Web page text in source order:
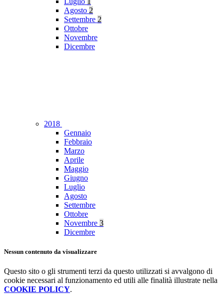
Agosto 2
Settembre 2
Ottobre
Novembre
Dicembre
2018
Gennaio
Febbraio
Marzo
Aprile
Maggio
Giugno
Luglio
Agosto
Settembre
Ottobre
Novembre 3
Dicembre
Nessun contenuto da visualizzare
Questo sito o gli strumenti terzi da questo utilizzati si avvalgono di
cookie necessari al funzionamento ed utili alle finalità illustrate nella
COOKIE POLICY.